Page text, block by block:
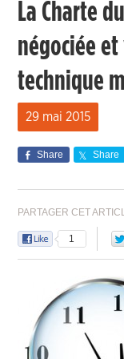
La Charte
négociée
technique
29 mai 2015
Share Share
PARTAGER CET
1